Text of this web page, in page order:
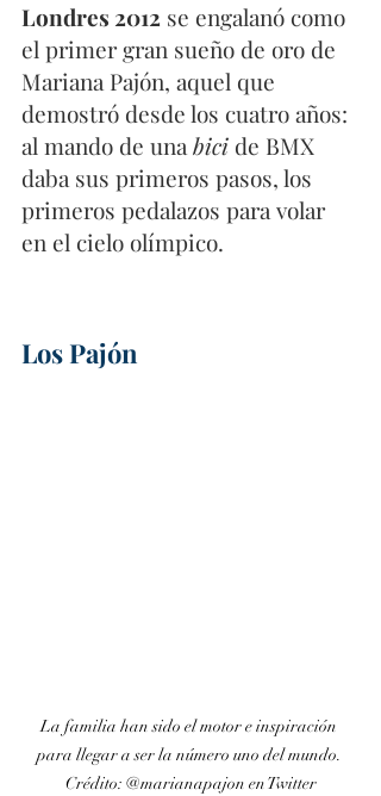
Londres 2012 se engalanó como
el primer gran sueño de oro de
Mariana Pajón, aquel que
demostró desde los cuatro años:
al mando de una bici de BMX
daba sus primeros pasos, los
primeros pedalazos para volar
en el cielo olímpico.
Los Pajón
La familia han sido el motor e inspiración
para llegar a ser la número uno del mundo.
Crédito: @marianapajon en Twitter